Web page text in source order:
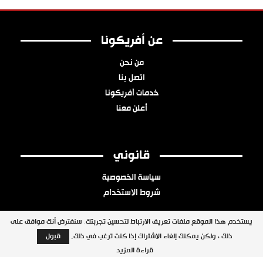
عن أفريكونا
من نحن
اتصل بنا
خدمات أفريكونا
أعلن معنا
قانوني
سياسة الخصوصية
شروط الاستخدام
جميع الحقوق محفوظة © 2026 شبكة أفريكونا
يستخدم هذا الموقع ملفات تعريف الارتباط لتحسين تجربتك. سنفترض أنك موافق على
ذلك ، ولكن يمكنك إلغاء الاشتراك إذا كنت ترغب في ذلك.
قبول
قراءة المزيد